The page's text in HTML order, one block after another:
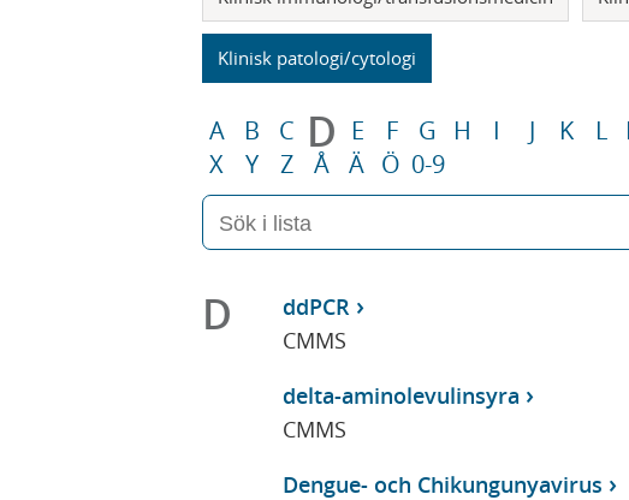
Klinisk patologi/cytologi
A B C D E F G H I J K L
X
Y Z Å Ä Ö 0-9
D
ddPCR
CMMS
delta-aminolevulinsyra
CMMS
Dengue- och Chikungunyavirus